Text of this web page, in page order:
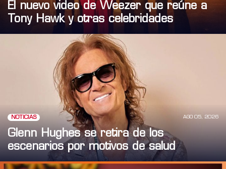
El nuevo video de Weezer que reúne a
Tony Hawk y otras celebridades
NOTICIAS AGO 05, 2026
Glenn Hughes se retira de los
escenarios por motivos de salud